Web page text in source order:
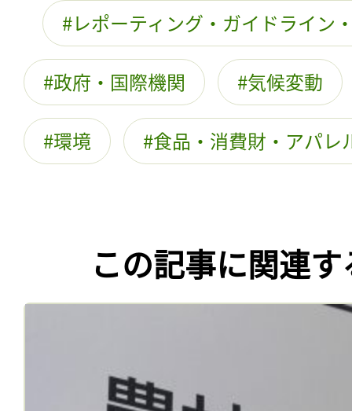
レポーティング・ガイドライン
政府・国際機関 気候変動
環境 食品・消費財・アパレ
この記事に関連